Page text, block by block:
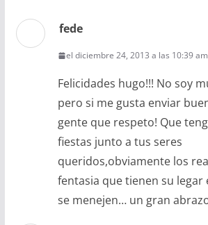
fede
el diciembre 24, 2013 a las 10:39 am
Felicidades hugo!!! No soy
pero si me gusta enviar
gente que respeto! Que
fiestas junto a tus seres
queridos,obviamente los
fentasia que tienen su legar
se menejen… un gran